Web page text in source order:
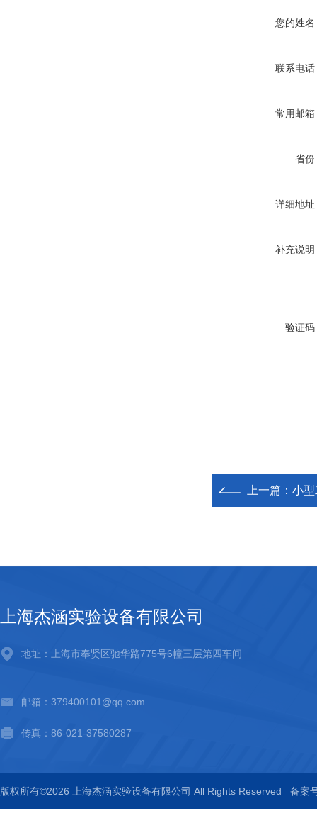
您的姓名
联系电话
常用邮箱
省份
详细地址
补充说明
验证码
上一篇： 小
上海杰涵实验设备有限公司
地址：上海市奉贤区驰华路775号6幢三层第四车间
邮箱：379400101@qq.com
传真：86-021-37580287
版权所有©2026 上海杰涵实验设备有限公司 All Rights Reserved 备案